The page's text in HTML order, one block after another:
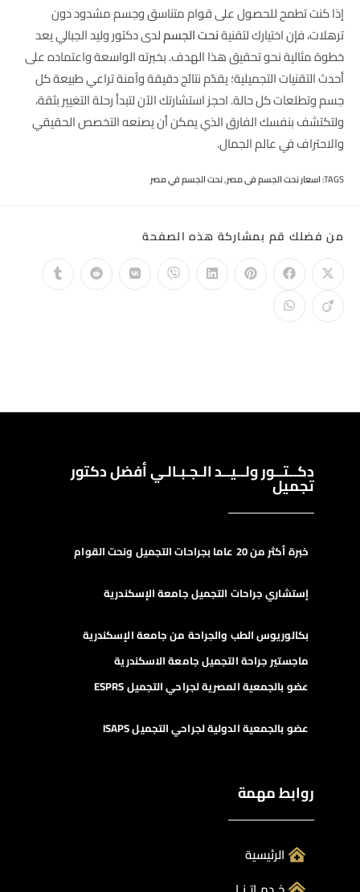
إذا كنت تطمح للحصول على قوام متناسق وجسم مشدود دون
ترهلات، فإن اختيارك لتقنيةنحت الجسملدى دكتور وليد الجبالي يعد
خطوة مثالية نحو تحقيق هذا الهدف. بخبرته الواسعة واعتماده على
أحدث التقنيات التجميلية؛ يقدّم نتائج دقيقة وآمنة تراعي طبيعة كل
جسم وتطلعات كل حالة. احجز استشارتك الآن لتبدأ رحلة التغيير بثقة،
ولتكتشف بنفسك الفارق الذي يمكن أن يصنعه التخصص الحقيقي
والاحتراف في عالم الجمال.
TAGS
:اسعار نحت الجسم فى مصر,نحت الجسم في مصر
من فضلك قم بمشاركة هذه الصفحة
دكــتــور ولــيــد الـجـبـالـي أفضل دكتور
تجميل
خبرة أكثر من 20 عاما بجراحات التجميل ونحت القوام
إستشاري جراحات التجميل جامعة الإسكندرية
بكالوريوس الطب والجراحة من جامعة الإسكندرية
ماجستير جراحة التجميل جامعة الاسكندرية
عضو بالجمعية المصرية لجراحي التجميل ESPRS
عضو بالجمعية الدولية لجراحي التجميل ISAPS
روابط مهمة
الرئيسية